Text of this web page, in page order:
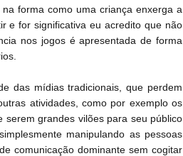
forma como uma criança enxerga a
e for significativa eu acredito que não
nos jogos é apresentada de forma
das mídias tradicionais, que perdem
atividades, como por exemplo os
grandes vilões para seu público
manipulando as pessoas
comunicação dominante sem cogitar